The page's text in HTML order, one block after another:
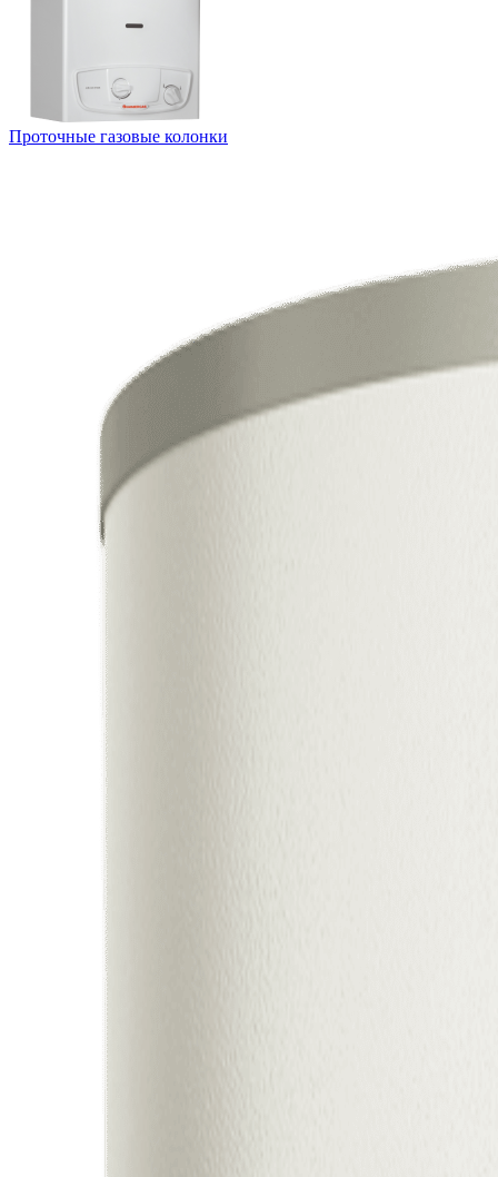
Проточные газовые колонки